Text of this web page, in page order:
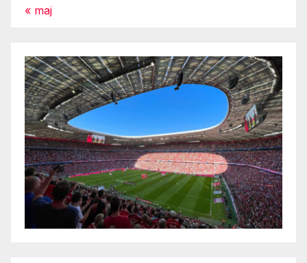
« maj